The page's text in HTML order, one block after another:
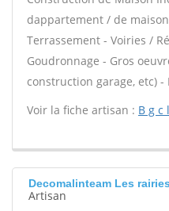
dappartement / de
Terrassement - Voiries /
Goudronnage - Gros
construction garage, etc)
Voir la fiche artisan : B g c l
Decomalinteam Les rairies
Artisan